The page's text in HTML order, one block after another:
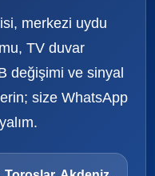
merkezi uydu
TV duvar
değişimi ve sinyal
size WhatsApp